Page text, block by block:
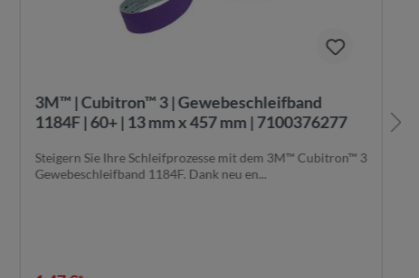
3M™ | Cubitron™ 3 | Gewebeschleifband
1184F | 60+ | 13 mm x 457 mm | 7100376277
Steigern Sie Ihre Schleif­prozesse mit dem 3M™ Cubitron™ 3
Gewebeschleifband 1184F. Dank neu en...